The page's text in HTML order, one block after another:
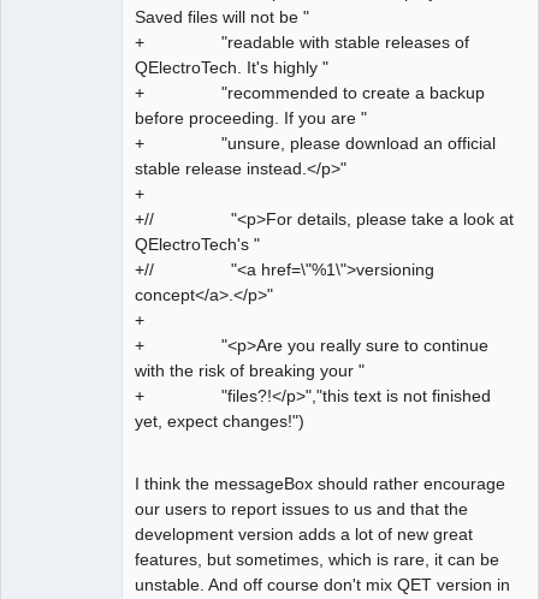
Saved files will not be "
+ "readable with stable releases of
QElectroTech. It's highly "
+ "recommended to create a backup
before proceeding. If you are "
+ "unsure, please download an official
stable release instead.</p>"
+
+// "<p>For details, please take a look at
QElectroTech's "
+// "<a href=\"%1\">versioning
concept</a>.</p>"
+
+ "<p>Are you really sure to continue
with the risk of breaking your "
+ "files?!</p>","this text is not finished
yet, expect changes!")
I think the messageBox should rather encourage
our users to report issues to us and that the
development version adds a lot of new great
features, but sometimes, which is rare, it can be
unstable. And off course don't mix QET version in